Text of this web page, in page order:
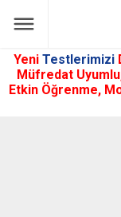
Yeni Testlerimizi
Müfredat
Etkin Öğrenme,